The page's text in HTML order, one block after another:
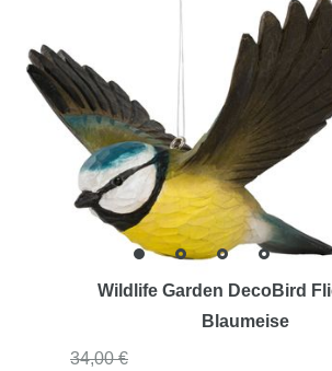
Wildlife Garden DecoBird
Blaumeise
34,00 €